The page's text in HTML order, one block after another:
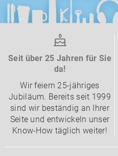
Seit über 25 Jahren für Sie
da!
Wir feiern 25-jähriges
Jubiläum. Bereits seit 1999
sind wir beständig an Ihrer
Seite und entwickeln unser
Know-How täglich weiter!